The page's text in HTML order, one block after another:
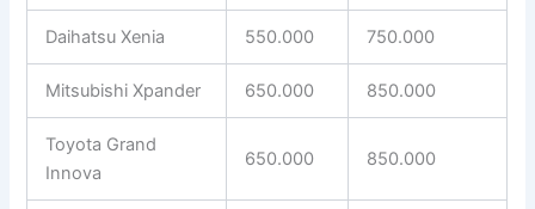
Daihatsu Xenia 550.000 750.000
Mitsubishi Xpander 650.000 850.000
Toyota Grand
Innova
650.000 850.000